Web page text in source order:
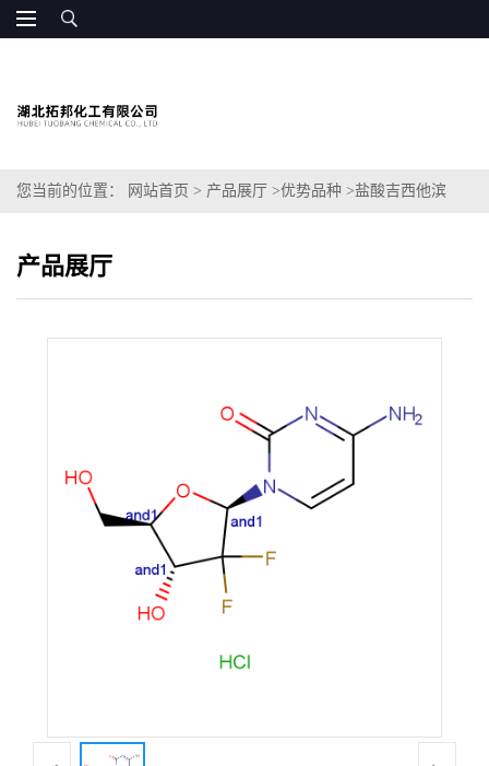
您当前的位置： 网站首页 > 产品展厅 >优势品种 >盐酸吉西他滨
产品展厅